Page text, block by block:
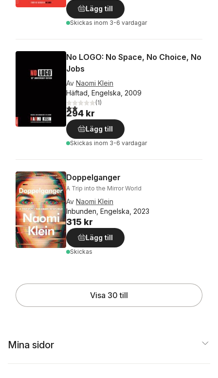
Lägg till
Skickas inom 3-6 vardagar
No LOGO: No Space, No Choice, No
Jobs
Av Naomi Klein
Häftad, Engelska, 2009
2,0utav 5 stjärnor. Totalt antal röster:
(1)
294 kr
Lägg till
Skickas inom 3-6 vardagar
Doppelganger
A Trip into the Mirror World
Av Naomi Klein
Inbunden, Engelska, 2023
315 kr
Lägg till
Skickas
Visa 30 till
Mina sidor